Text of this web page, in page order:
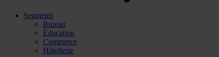
Segments
Bureau
Éducation
Commerce
Hôtellerie